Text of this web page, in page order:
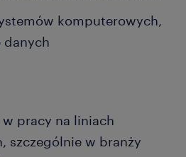
komputerowych,
danych
pracy na liniach
szczególnie w branży